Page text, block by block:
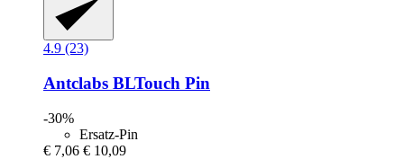
4.9 (23)
Antclabs BLTouch Pin
-30%
Ersatz-Pin
€ 7,06 € 10,09